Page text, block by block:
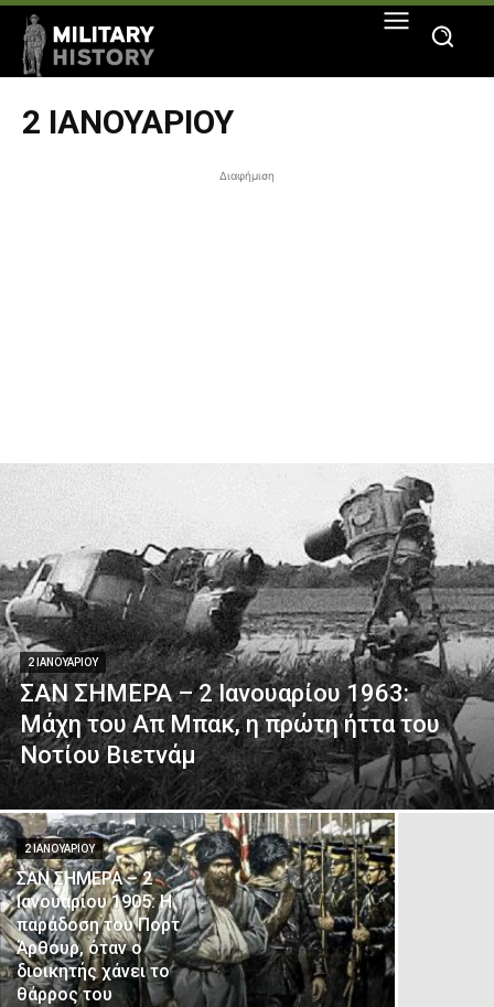
2 ΙΑΝΟΥΑΡΊΟΥ
Διαφήμιση
2 ΙΑΝΟΥΑΡΊΟΥ
ΣΑΝ ΣΗΜΕΡΑ – 2 Ιανουαρίου 1963:
Μάχη του Απ Μπακ, η πρώτη ήττα του
Νοτίου Βιετνάμ
2 ΙΑΝΟΥΑΡΊΟΥ
ΣΑΝ ΣΗΜΕΡΑ – 2
Ιανουαρίου 1905: Η
παράδοση του Πορτ
Άρθουρ, όταν ο
διοικητής χάνει το
θάρρος του